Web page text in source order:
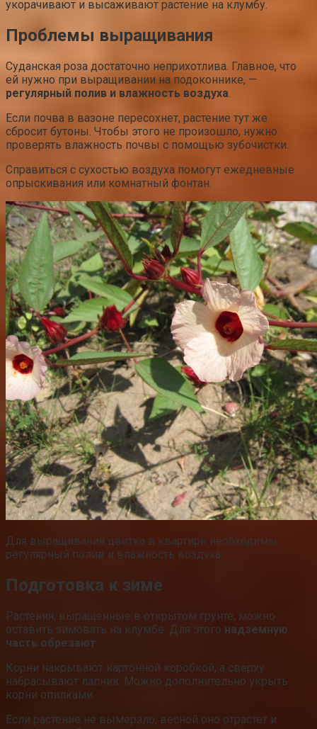
укорачивают и высаживают растение на клумбу.
Проблемы выращивания
Суданская роза достаточно неприхотлива. Главное, что
ей нужно при выращивании на подоконнике, —
регулярный полив и влажность воздуха.
Если почва в вазоне пересохнет, растение тут же
сбросит бутоны. Чтобы этого не произошло, нужно
проверять влажность почвы с помощью зубочистки.
Справиться с сухостью воздуха помогут ежедневные
опрыскивания или комнатный фонтан.
Для выращивания цветка в квартире необходимы
регулярный полив и влажность воздуха
Подготовка к зиме
Растения, выращенные в открытом грунте, можно
оставить зимовать на клумбе. Для этого надземную
часть обрезают.
Корни накрывают картонной коробкой, а сверху
набрасывают лапник. Можно дополнительно укрыть
корни опилками.
Если растение не вымерзло, весной оно отрастет и